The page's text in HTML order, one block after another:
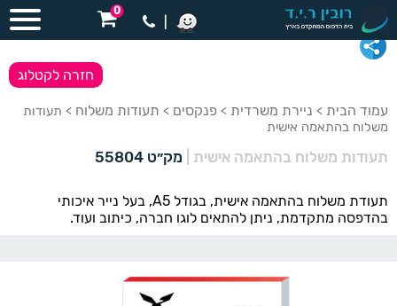
0
עמוד הבית > ניירת משרדית > פנקסים > תעודות משלוח > תעודות
משלוח בהתאמה אישית
תעודות משלוח בהתאמה אישית מק״ט 55804
חזרה לקטלוג
תעודת משלוח בהתאמה אישית, בגודל A5, בעל נייר איכותי
בהדפסה מתקדמת, ניתן להתאים לוגו חברה, כיתוב ועוד.